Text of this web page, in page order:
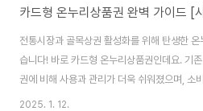
전통시장과 골목상권 활성화를 위해 탄생한
습니다! 바로 카드형 온누리상품권인데요. 기
권에 비해 사용과 관리가 더욱 쉬워졌으며, 소
됩니다. 이 글에서는 카드형 온누리상품권의
2025. 1. 12.